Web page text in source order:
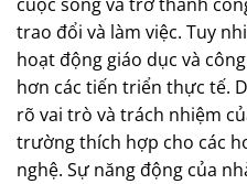
trao đổi và làm việc. Tuy
hoạt động giáo dục và
hơn các tiến triển thực tế.
rõ vai trò và trách nhiệm
trường thích hợp cho các
nghệ. Sự năng động của